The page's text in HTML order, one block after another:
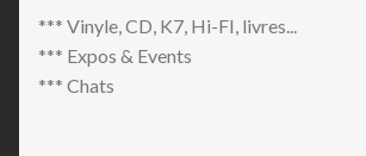
*** Vinyle, CD, K7, Hi-FI, livres...
*** Expos & Events
*** Chats